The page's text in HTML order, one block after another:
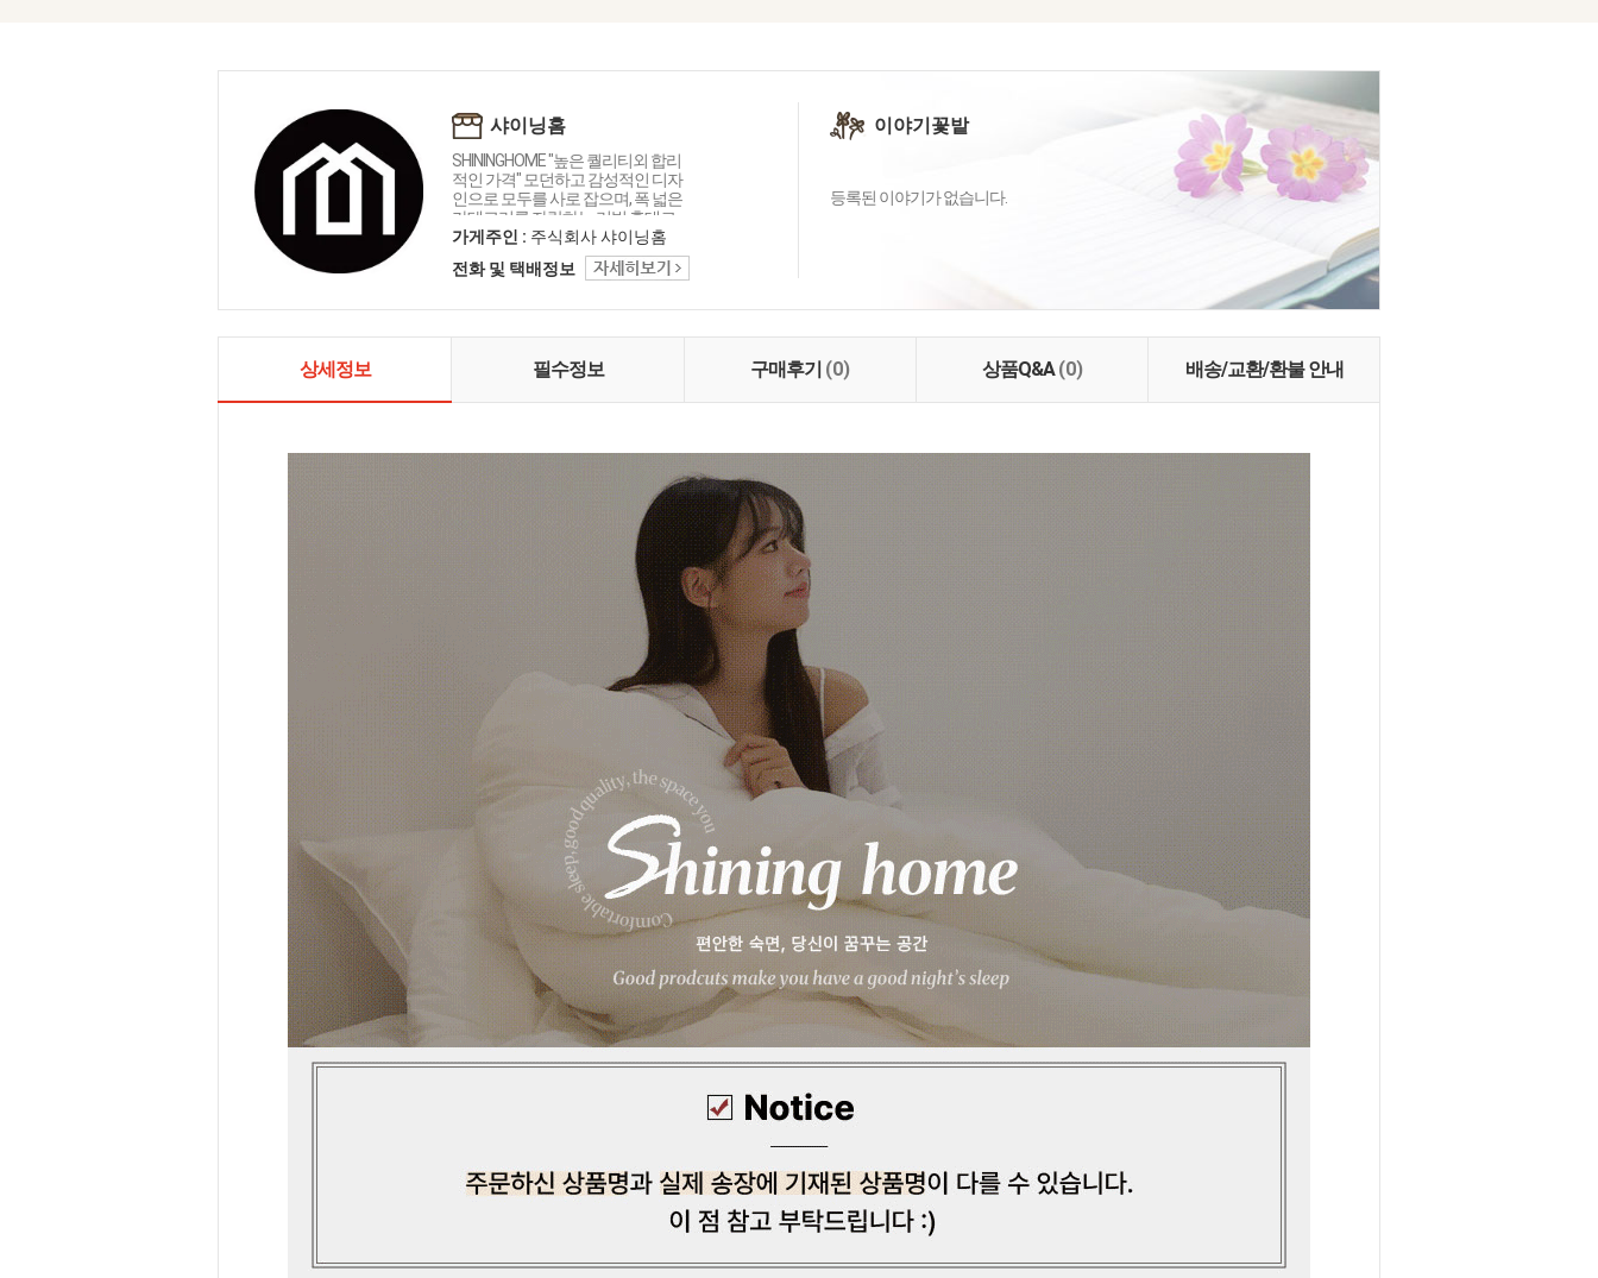
샤이닝홈
SHININGHOME "높은 퀄리티외 합리
적인 가격" 모던하고 감성적인 디자
인으로 모두를 사로 잡으며, 폭 넓은
카테고리를 자랑하는 리빙 홈데코
인테리어 샤이닝홈입니다.
가게주인 : 주식회사 샤이닝홈
전화 및 택배정보
이야기꽃밭
등록된 이야기가 없습니다.
상세정보 필수정보 구매후기 (0) 상품Q&A(0) 배송/교환/환불 안내